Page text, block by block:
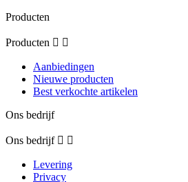
Producten
Producten  
Aanbiedingen
Nieuwe producten
Best verkochte artikelen
Ons bedrijf
Ons bedrijf  
Levering
Privacy